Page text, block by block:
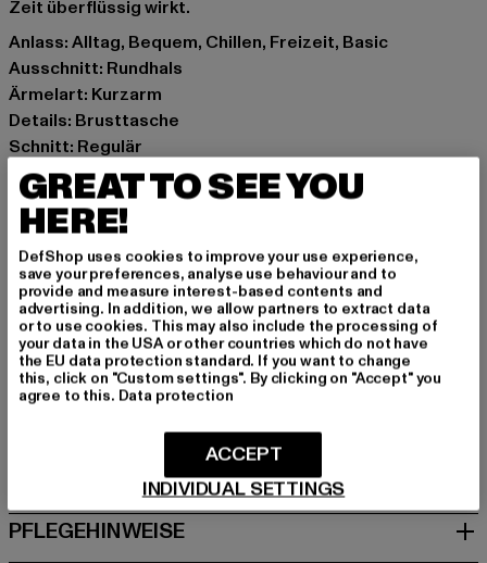
Zeit überflüssig wirkt.
Anlass: Alltag, Bequem, Chillen, Freizeit, Basic
Ausschnitt: Rundhals
Ärmelart: Kurzarm
Details: Brusttasche
Schnitt: Regulär
Marke: Just Rhyse
Kat.: T-Shirts
Farbe: beige
Hersteller Farbe: offwhite
Materialzusammensetzung: 100% Baumwolle
Art.Nr: JRTS632-00555
Hersteller: TB International GmbH |info@tbint.de
Dr.-Robert-Murjahn-Straße 7 | 64372 Ober-Ramstadt |
DE
GRÖSSE & PASSFORM
PFLEGEHINWEISE
GREAT TO SEE YOU
HERE!
DefShop uses cookies to improve your use experience,
save your preferences, analyse use behaviour and to
provide and measure interest-based contents and
advertising. In addition, we allow partners to extract data
or to use cookies. This may also include the processing of
your data in the USA or other countries which do not have
the EU data protection standard. If you want to change
this, click on "Custom settings". By clicking on "Accept" you
agree to this. Data protection
INDIVIDUAL SETTINGS
ACCEPT